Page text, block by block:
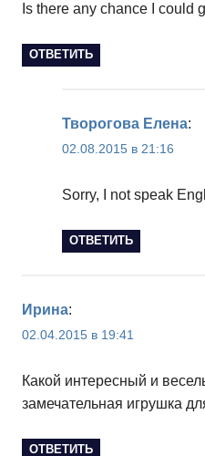
Is there any chance I could
ОТВЕТИТЬ
Творогова Елена:
02.08.2015 в 21:16
Sorry, I not speak
ОТВЕТИТЬ
Ирина:
02.04.2015 в 19:41
Какой интересный и
замечательная игрушка
ОТВЕТИТЬ